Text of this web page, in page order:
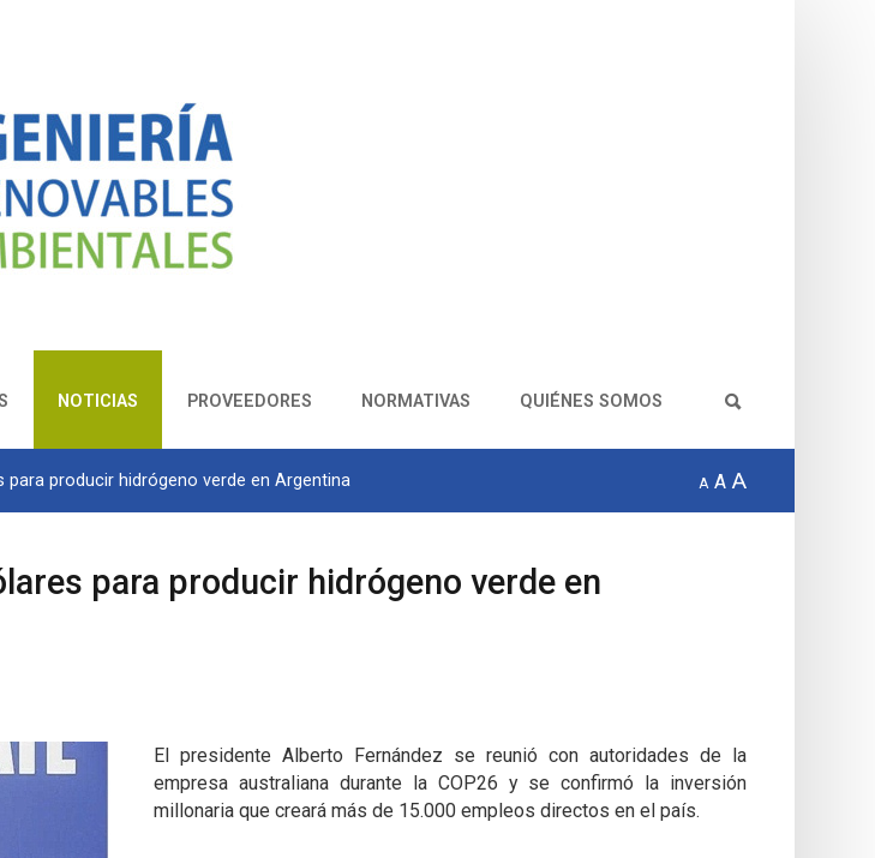
NOTICIAS PROVEEDORES NORMATIVAS QUIÉNES SOMOS
para producir hidrógeno verde en Argentina A A A
para producir hidrógeno verde en
El presidente Alberto Fernández se reunió con autoridades de la
empresa australiana durante la COP26 y se confirmó la inversión
millonaria que creará más de 15.000 empleos directos en el país.